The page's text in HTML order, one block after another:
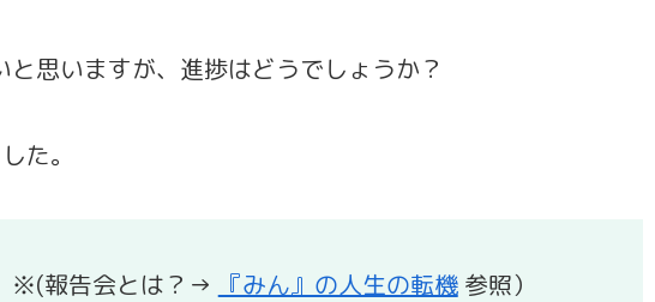
思いますが、進捗はどうでしょうか？
た。
※(報告会とは？→
『みん』の人生の転機参照）